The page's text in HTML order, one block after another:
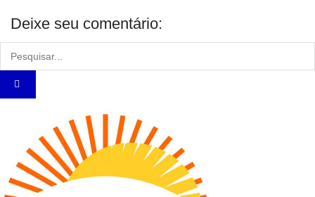
Deixe seu comentário: